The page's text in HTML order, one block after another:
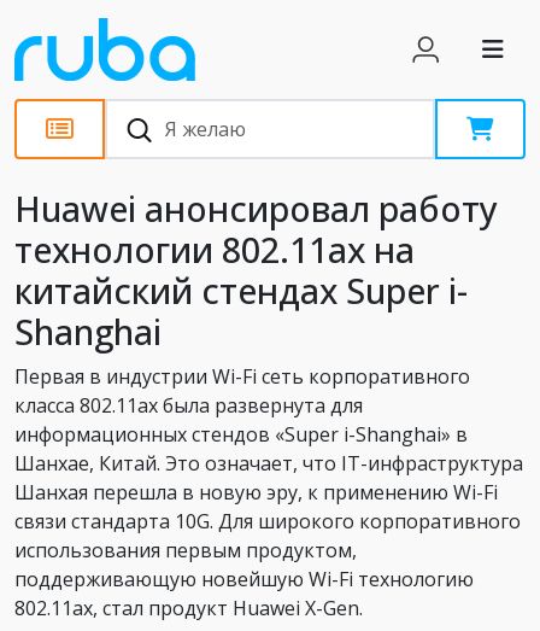
Новости
Huawei анонсировал работу
технологии 802.11ax на
китайский стендах Super i-
Shanghai
Первая в индустрии Wi-Fi сеть корпоративного
класса 802.11ax была развернута для
информационных стендов «Super i-Shanghai» в
Шанхае, Китай. Это означает, что IT-инфраструктура
Шанхая перешла в новую эру, к применению Wi-Fi
связи стандарта 10G. Для широкого корпоративного
использования первым продуктом,
поддерживающую новейшую Wi-Fi технологию
802.11ax, стал продукт Huawei X-Gen.